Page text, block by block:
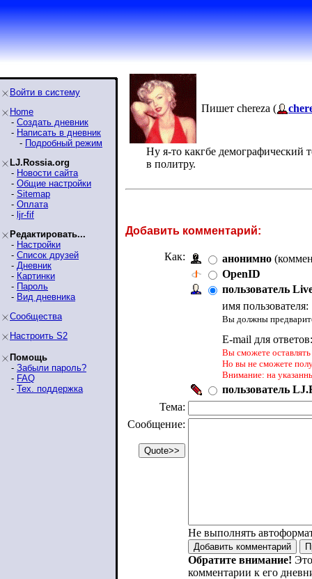
Войти в систему
Home
- Создать дневник
- Написать в дневник
- Подробный режим
LJ.Rossia.org
- Новости сайта
- Общие настройки
- Sitemap
- Оплата
- ljr-fif
Редактировать...
- Настройки
- Список друзей
- Дневник
- Картинки
- Пароль
- Вид дневника
Сообщества
Настроить S2
Помощь
- Забыли пароль?
- FAQ
- Тех. поддержка
Пишет chereza (
Ну я-то какгбе демографический
в политру.
Добавить комментарий:
Как: анонимно
OpenID
пользователь
имя пользователя:
Вы должны
E-mail для
Вы сможете
Но вы не сможете
Внимание: на
пользователь
Тема:
Сообщение:
Не выполнять
Обратите внимание!
комментарии к его